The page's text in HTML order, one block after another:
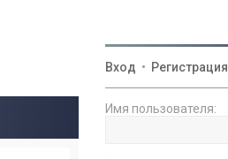
Вход • Регистрация
Имя пользователя: